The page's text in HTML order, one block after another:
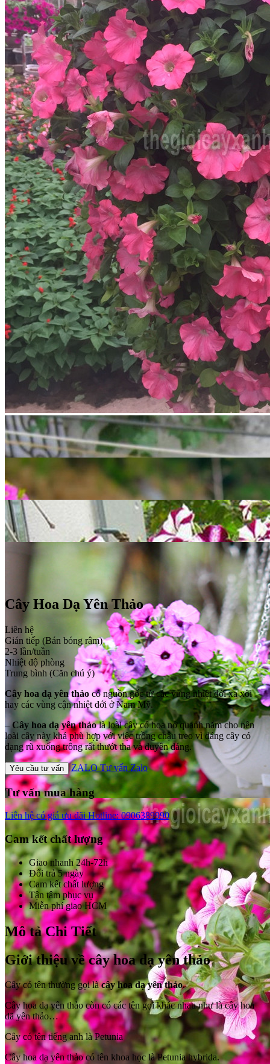
Cây Hoa Dạ Yên Thảo
Liên hệ
Gián tiếp (Bán bóng râm)
2-3 lần/tuần
Nhiệt độ phòng
Trung bình (Căn chú ý)
Cây hoa dạ yên thảo có nguồn gốc từ các vùng nhiệt đới xa xôi
hay các vùng cận nhiệt đới ở Nam Mỹ.
– Cây hoa dạ yên thảolà loài cây có hoa nở quanh năm cho nên
loài cây này khá phù hợp với việc trồng chậu treo vì dáng cây có
dạng rũ xuống trông rất thướt tha và duyên dáng.
Yêu cầu tư vấn ZALO Tư vấn Zalo
Tư vấn mua hàng
Liên hệ có giá ưu đãiHotline: 0906389990
Cam kết chất lượng
Giao nhanh 24h-72h
Đổi trả 5 ngày
Cam kết chất lượng
Tận tâm phục vụ
Miễn phí giao HCM
Mô tả Chi Tiết
Giới thiệu về cây hoa dạ yên thảo
Cây có tên thường gọi làcây hoa dạ yên thảo.
Cây hoa dạ yên thảo còn có các tên gọi khác nhau như là cây hoa
dã yên thảo…
Cây có tên tiếng anh là Petunia
Cây hoa dạ yên thảo có tên khoa học là Petunia hybrida.